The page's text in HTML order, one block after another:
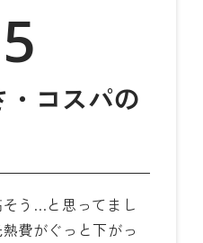
5
・コスパの
そう…と思ってまし
費がぐっと下がっ